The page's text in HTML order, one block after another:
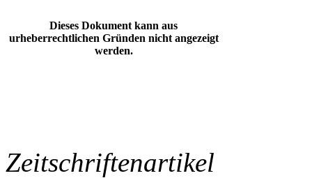
Dieses Dokument kann aus
urheberrechtlichen Gründen nicht angezeigt
werden.
Zeitschriftenartikel